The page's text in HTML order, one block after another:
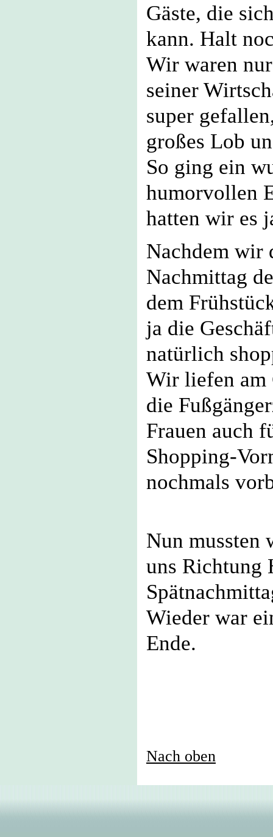
Gäste, die
kann. Halt
Wir waren
seiner
super
großes Lob
So ging ein
humorvollen
hatten wir es
Nachdem wir
Nachmittag
dem
ja die
natürlich
Wir liefen am
die
Frauen auch
Shopping-
nochmals
Nun mussten
uns Richtung
Wieder war
Ende.
Nach oben